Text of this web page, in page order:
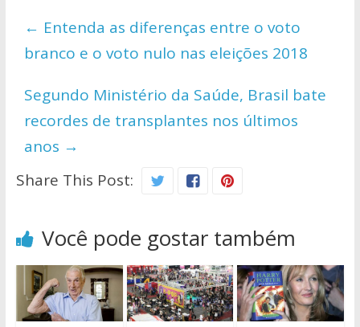
s
A
p
p
b
o
o
k
er y
Li
n
k
e
← Entenda as diferenças entre o voto
branco e o voto nulo nas eleições 2018
Segundo Ministério da Saúde, Brasil bate
recordes de transplantes nos últimos
anos →
Share This Post:
Você pode gostar também